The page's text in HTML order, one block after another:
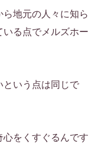
地元の人々に知ら
る点でメルズホー
という点は同じで
心をくすぐるんです